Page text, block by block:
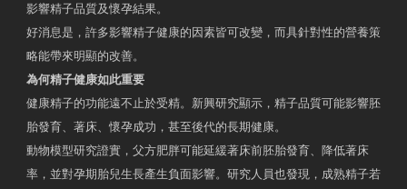
影響精子品質及懷孕結果。
好消息是，許多影響精子健康的因素皆可改變，而具針對性的營養策
略能帶來明顯的改善。
為何精子健康如此重要
健康精子的功能遠不止於受精。新興研究顯示，精子品質可能影響胚
胎發育、著床、懷孕成功，甚至後代的長期健康。
動物模型研究證實，父方肥胖可能延緩著床前胚胎發育、降低著床
率，並對孕期胎兒生長產生負面影響。研究人員也發現，成熟精子若